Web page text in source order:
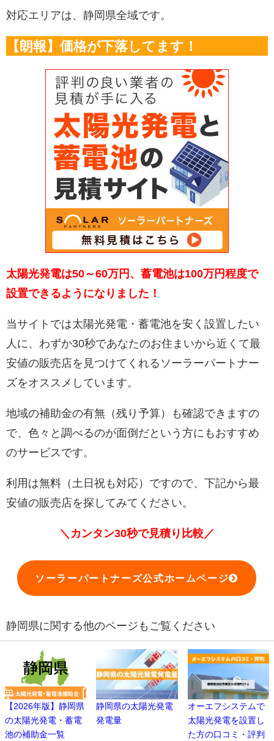
対応エリアは、静岡県全域です。
【朗報】価格が下落してます！
太陽光発電は50～60万円、蓄電池は100万円程度で
設置できるようになりました！
当サイトでは太陽光発電・蓄電池を安く設置したい
人に、わずか30秒であなたのお住まいから近くて最
安値の販売店を見つけてくれるソーラーパートナー
ズをオススメしています。
地域の補助金の有無（残り予算）も確認できますの
で、色々と調べるのが面倒だという方にもおすすめ
のサービスです。
利用は無料（土日祝も対応）ですので、下記から最
安値の販売店を探してみてください。
＼カンタン30秒で見積り比較／
ソーラーパートナーズ公式ホームページ
静岡県に関する他のページもご覧ください
【2026年版】静岡県
の太陽光発電・蓄電
池の補助金一覧
静岡県の太陽光発電
発電量
オーエフシステムで
太陽光発電を設置し
た方の口コミ・評判